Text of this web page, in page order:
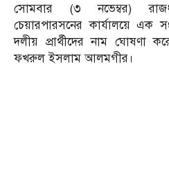
সোমবার (৩ নভেম্বর)
চেয়ারপারসনের কার্যালয়ে এক
দলীয় প্রার্থীদের নাম ঘোষণা
ফখরুল ইসলাম আলমগীর।